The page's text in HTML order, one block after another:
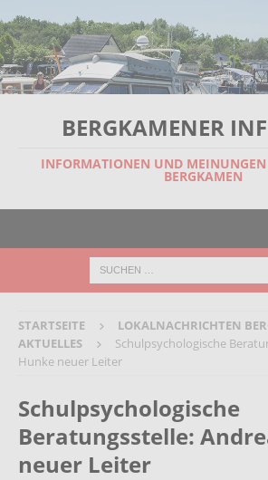
BERGKAMENER
INFORMATIONEN UND
BERGKAMEN
STARTSEITE
LOKALNACHRICHTEN
AKTUELLES
Schulpsychologische
Hunke neuer Leiter
Schulpsychologische
Beratungsstelle:
neuer Leiter